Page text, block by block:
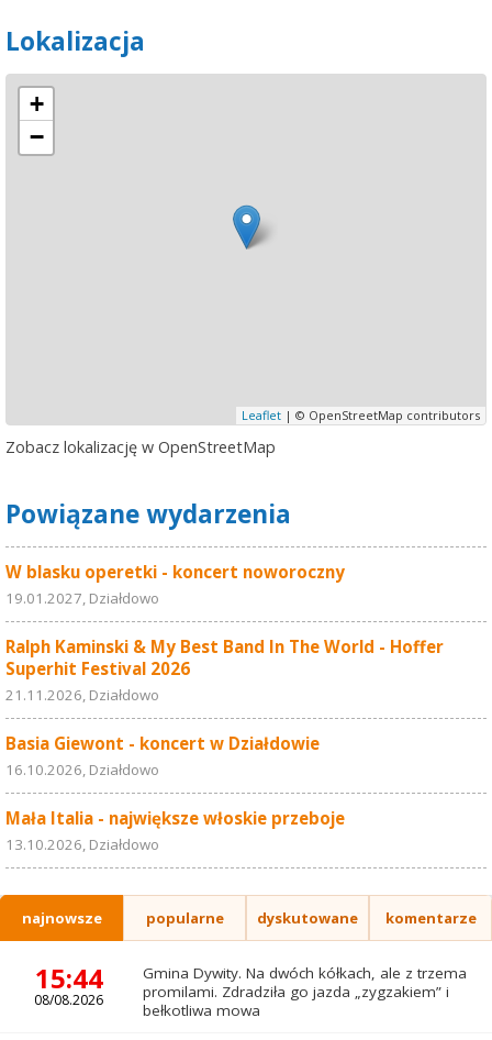
Lokalizacja
+
−
Leaflet | © OpenStreetMap contributors
Zobacz lokalizację w OpenStreetMap
Powiązane wydarzenia
W blasku operetki - koncert noworoczny
19.01.2027, Działdowo
Ralph Kaminski & My Best Band In The World - Hoffer
Superhit Festival 2026
21.11.2026, Działdowo
Basia Giewont - koncert w Działdowie
16.10.2026, Działdowo
Mała Italia - największe włoskie przeboje
13.10.2026, Działdowo
najnowsze popularne dyskutowane komentarze
15:44
08/08.2026
Gmina Dywity. Na dwóch kółkach, ale z trzema
promilami. Zdradziła go jazda „zygzakiem” i
bełkotliwa mowa